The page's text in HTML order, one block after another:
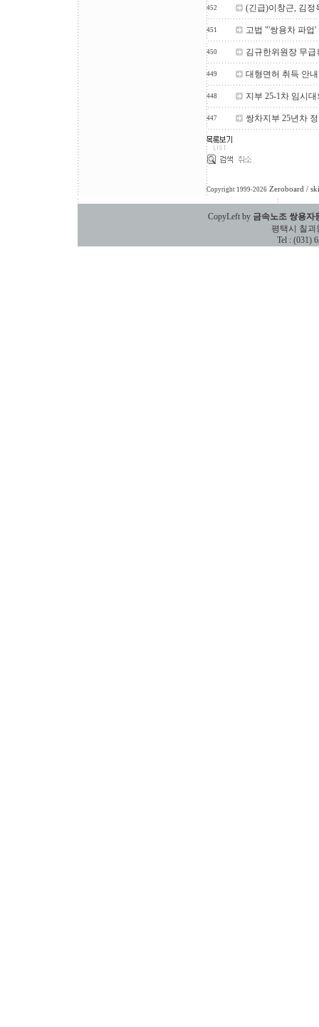
452 (긴급)이창근, 김정
451 고법 "'쌍용차 파
450 김규한위원장 무
449 대형면허 취득 안
448 지부 25-1차 임시
447 쌍차지부 25년차
Copyright 1999-2026 Zeroboard /
CopyLeft by 금속노조 쌍용자
평택시 칠괴동
Tel : (031)